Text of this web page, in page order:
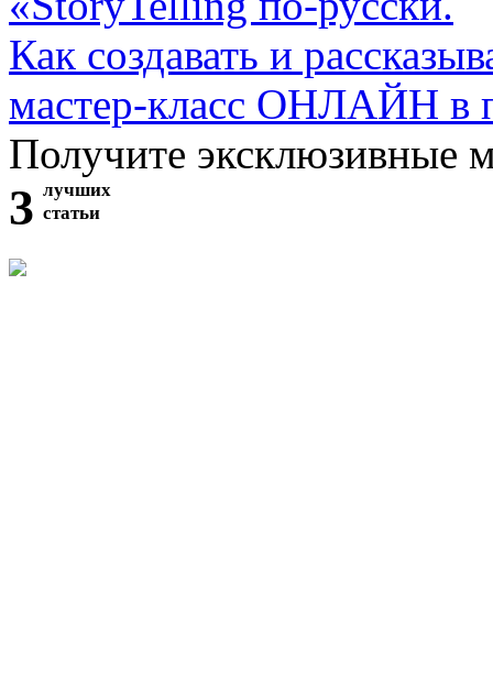
Как создавать и
мастер-класс ОНЛАЙН в
Получите эксклюзивные
3 лучших
статьи